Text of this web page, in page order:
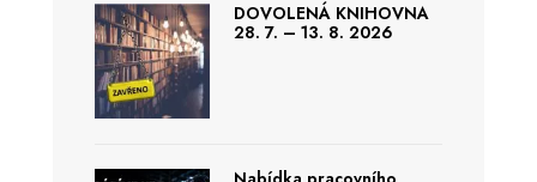
DOVOLENÁ KNIHOVNA
28. 7. – 13. 8. 2026